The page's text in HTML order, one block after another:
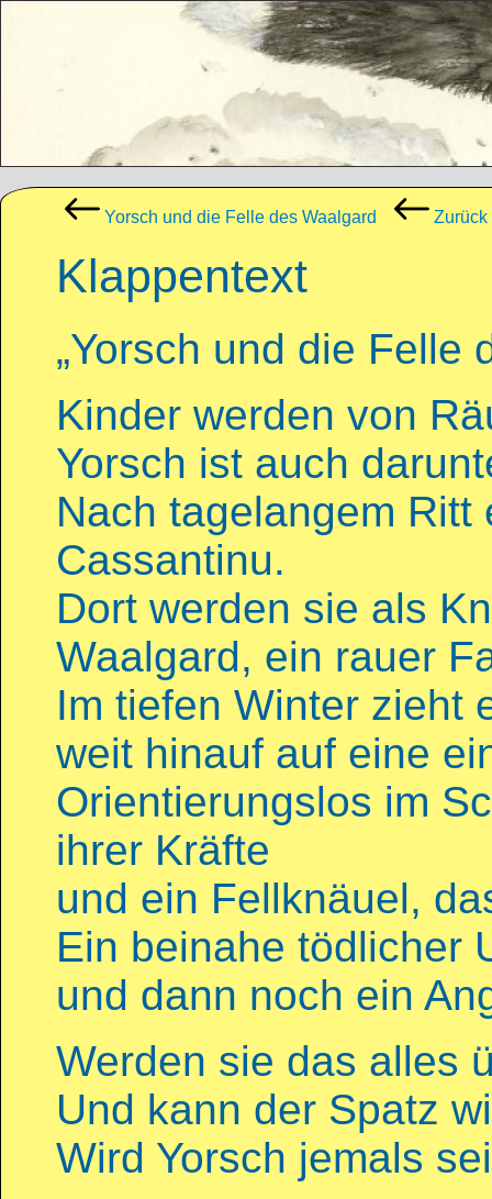
Yorsch und die Felle des Waalgard Zurück
Klappentext
„Yorsch und die Felle
Kinder werden von
Yorsch ist auch
Nach tagelangem
Cassantinu.
Dort werden sie als
Waalgard, ein rauer
Im tiefen Winter zieht
weit hinauf auf eine
Orientierungslos im
ihrer Kräfte
und ein Fellknäuel,
Ein beinahe tödlicher
und dann noch ein
Werden sie das alles
Und kann der Spatz
Wird Yorsch jemals